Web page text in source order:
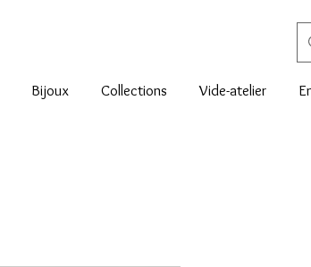
Bijoux Collections Vide-atelier